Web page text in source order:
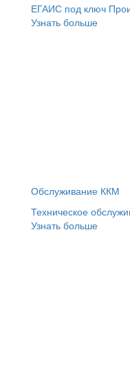
ЕГАИС под ключ
Узнать больше
Обслуживание ККМ
Техническое
Узнать больше